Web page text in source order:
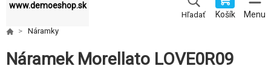
www.demoeshop.sk
Hľadať Košík Menu
Náramky
Náramek Morellato LOVE0R09